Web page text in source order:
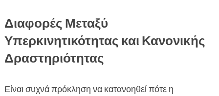
Διαφορές Μεταξύ
Υπερκινητικότητας και Κανονικής
Δραστηριότητας
Είναι συχνά πρόκληση να κατανοηθεί πότε η